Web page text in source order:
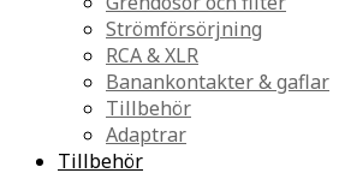
Strömförsörjning
RCA & XLR
Banankontakter & gaflar
Tillbehör
Adaptrar
Tillbehör